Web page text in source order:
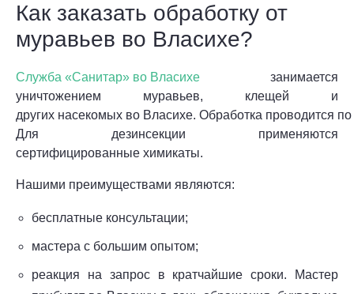
Как заказать обработку от
муравьев во Власихе?
Служба «Санитар» во Власихе занимается
уничтожением муравьев, клещей и
других насекомых во Власихе. Обработка проводится
Для дезинсекции применяются
сертифицированные химикаты.
Нашими преимуществами являются:
бесплатные консультации;
мастера с большим опытом;
реакция на запрос в кратчайшие сроки. Мастер